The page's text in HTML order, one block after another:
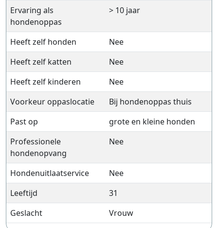
Ervaring als
hondenoppas
> 10 jaar
Heeft zelf honden
Nee
Heeft zelf katten
Nee
Heeft zelf kinderen
Nee
Voorkeur oppaslocatie
Bij hondenoppas thuis
Past op
grote en kleine honden
Professionele
hondenopvang
Nee
Hondenuitlaatservice
Nee
Leeftijd
31
Geslacht
Vrouw